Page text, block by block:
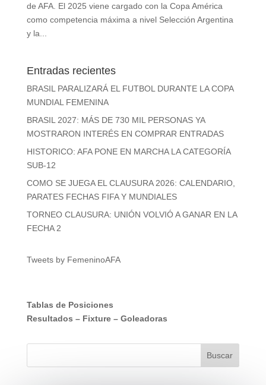
de AFA. El 2025 viene cargado con la Copa América
como competencia máxima a nivel Selección Argentina
y la...
Entradas recientes
BRASIL PARALIZARÁ EL FUTBOL DURANTE LA COPA
MUNDIAL FEMENINA
BRASIL 2027: MÁS DE 730 MIL PERSONAS YA
MOSTRARON INTERÉS EN COMPRAR ENTRADAS
HISTORICO: AFA PONE EN MARCHA LA CATEGORÍA
SUB-12
COMO SE JUEGA EL CLAUSURA 2026: CALENDARIO,
PARATES FECHAS FIFA Y MUNDIALES
TORNEO CLAUSURA: UNIÓN VOLVIÓ A GANAR EN LA
FECHA 2
Tweets by FemeninoAFA
Tablas de Posiciones
Resultados – Fixture– Goleadoras